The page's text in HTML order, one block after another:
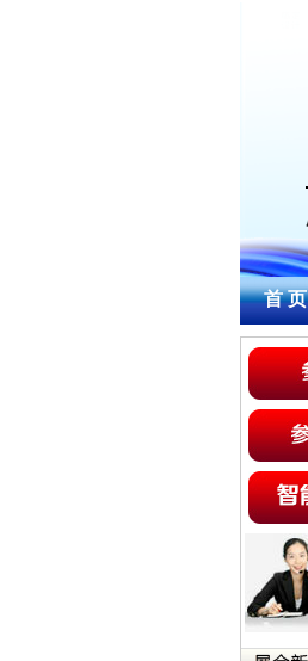
首 页